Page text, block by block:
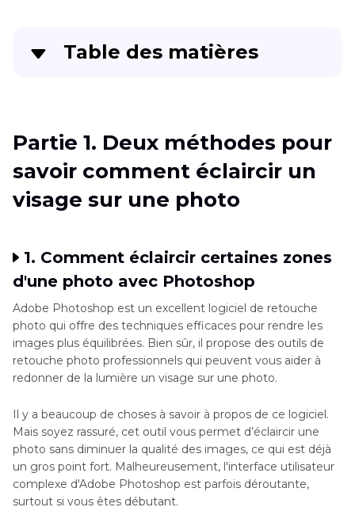
Table des matières
Partie 2. Le meilleur outil pour éclaircir des
images entières avec HitPaw FotorPea
Partie 3. FAQ : Comment éclaircir le visage sur
En résumé
Partie 1. Deux méthodes pour
savoir comment éclaircir un
visage sur une photo
1. Comment éclaircir certaines zones
d'une photo avec Photoshop
Adobe Photoshop est un excellent logiciel de retouche
photo qui offre des techniques efficaces pour rendre les
images plus équilibrées. Bien sûr, il propose des outils de
retouche photo professionnels qui peuvent vous aider à
redonner de la lumière un visage sur une photo.
Il y a beaucoup de choses à savoir à propos de ce logiciel.
Mais soyez rassuré, cet outil vous permet d’éclaircir une
photo sans diminuer la qualité des images, ce qui est déjà
un gros point fort. Malheureusement, l'interface utilisateur
complexe d'Adobe Photoshop est parfois déroutante,
surtout si vous êtes débutant.